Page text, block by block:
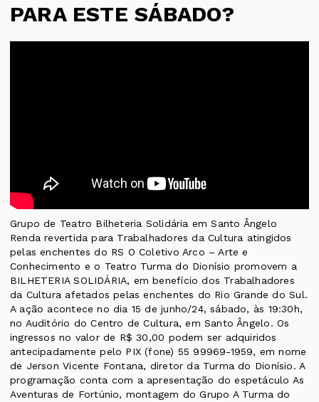
PARA ESTE SÁBADO?
Grupo de Teatro Bilheteria Solidária em Santo Ângelo
Renda revertida para Trabalhadores da Cultura atingidos
pelas enchentes do RS O Coletivo Arco – Arte e
Conhecimento e o Teatro Turma do Dionísio promovem a
BILHETERIA SOLIDÁRIA, em benefício dos Trabalhadores
da Cultura afetados pelas enchentes do Rio Grande do Sul.
A ação acontece no dia 15 de junho/24, sábado, às 19:30h,
no Auditório do Centro de Cultura, em Santo Ângelo. Os
ingressos no valor de R$ 30,00 podem ser adquiridos
antecipadamente pelo PIX (fone) 55 99969-1959, em nome
de Jerson Vicente Fontana, diretor da Turma do Dionísio. A
programação conta com a apresentação do espetáculo As
Aventuras de Fortúnio, montagem do Grupo A Turma do